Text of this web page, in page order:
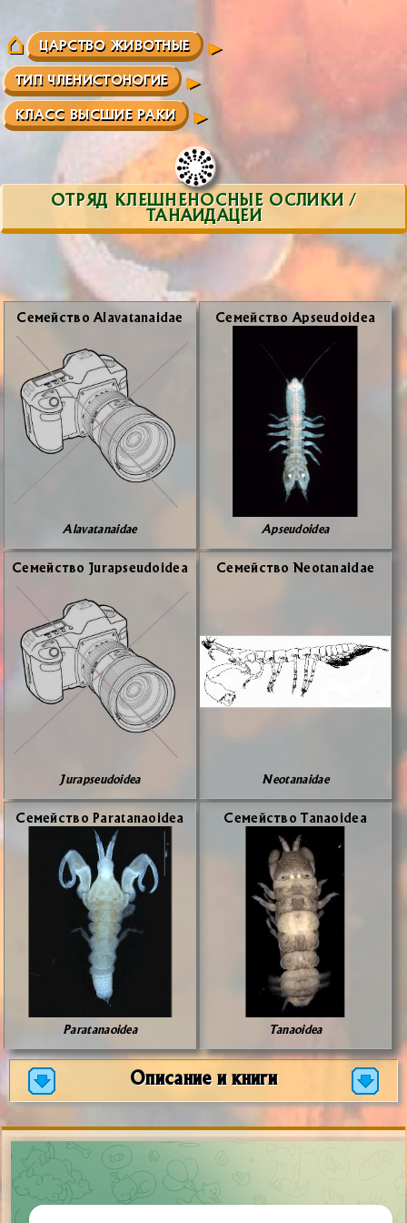
ЦАРСТВО ЖИВОТНЫЕ
ТИП ЧЛЕНИСТОНОГИЕ
КЛАСС ВЫСШИЕ РАКИ
ОТРЯД КЛЕШНЕНОСНЫЕ ОСЛИКИ /
ТАНАИДАЦЕИ
Се­мей­ство Alavatanaidae
Alavatanaidae
Се­мей­ство Apseudoidea
Apseudoidea
Се­мей­ство Jurapseudoidea
Jurapseudoidea
Се­мей­ство Neotanaidae
Neotanaidae
Се­мей­ство Paratanaoidea
Paratanaoidea
Се­мей­ство Tanaoidea
Tanaoidea
Описание и книги